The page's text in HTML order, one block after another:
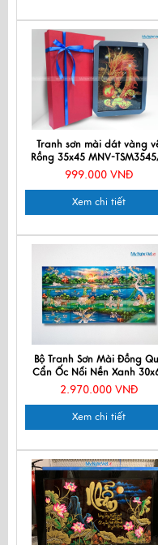
Tranh sơn mài dát vàng
Rồng 35x45 MNV-
999.000 VNĐ
Xem chi tiết
Bộ Tranh Sơn Mài Đồng
Cẩn Ốc Nổi Nền Xanh
TSM36ĐQ
2.970.000 VNĐ
Xem chi tiết